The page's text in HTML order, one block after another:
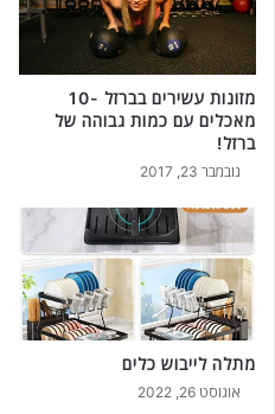
ף
מזונות עשירים בברזל -10
מאכלים עם כמות גבוהה של
ברזל!
נובמבר 23, 2017
מתלה לייבוש כלים
אוגוסט 26, 2022